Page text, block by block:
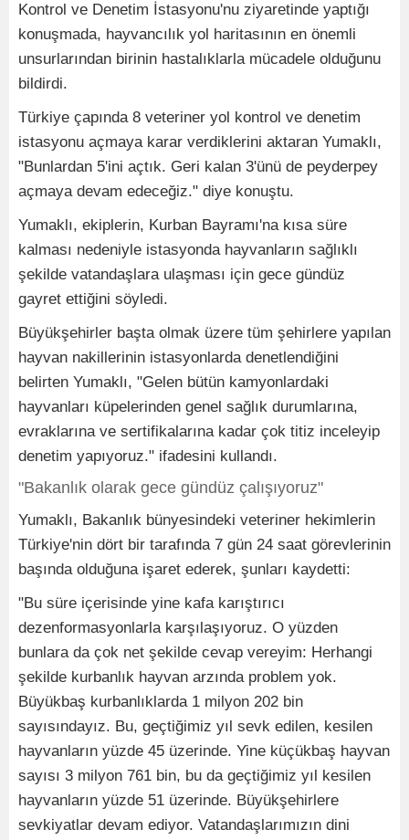
Kontrol ve Denetim İstasyonu'nu ziyaretinde yaptığı
konuşmada, hayvancılık yol haritasının en önemli
unsurlarından birinin hastalıklarla mücadele olduğunu
bildirdi.
Türkiye çapında 8 veteriner yol kontrol ve denetim
istasyonu açmaya karar verdiklerini aktaran Yumaklı,
"Bunlardan 5'ini açtık. Geri kalan 3'ünü de peyderpey
açmaya devam edeceğiz." diye konuştu.
Yumaklı, ekiplerin, Kurban Bayramı'na kısa süre
kalması nedeniyle istasyonda hayvanların sağlıklı
şekilde vatandaşlara ulaşması için gece gündüz
gayret ettiğini söyledi.
Büyükşehirler başta olmak üzere tüm şehirlere yapılan
hayvan nakillerinin istasyonlarda denetlendiğini
belirten Yumaklı, "Gelen bütün kamyonlardaki
hayvanları küpelerinden genel sağlık durumlarına,
evraklarına ve sertifikalarına kadar çok titiz inceleyip
denetim yapıyoruz." ifadesini kullandı.
"Bakanlık olarak gece gündüz çalışıyoruz"
Yumaklı, Bakanlık bünyesindeki veteriner hekimlerin
Türkiye'nin dört bir tarafında 7 gün 24 saat görevlerinin
başında olduğuna işaret ederek, şunları kaydetti:
"Bu süre içerisinde yine kafa karıştırıcı
dezenformasyonlarla karşılaşıyoruz. O yüzden
bunlara da çok net şekilde cevap vereyim: Herhangi
şekilde kurbanlık hayvan arzında problem yok.
Büyükbaş kurbanlıklarda 1 milyon 202 bin
sayısındayız. Bu, geçtiğimiz yıl sevk edilen, kesilen
hayvanların yüzde 45 üzerinde. Yine küçükbaş hayvan
sayısı 3 milyon 761 bin, bu da geçtiğimiz yıl kesilen
hayvanların yüzde 51 üzerinde. Büyükşehirlere
sevkiyatlar devam ediyor. Vatandaşlarımızın dini